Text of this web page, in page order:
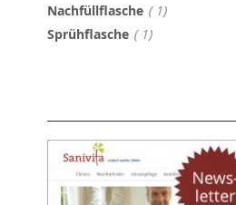
Nachfüllflasche 1Artikel
Sprühflasche 1Artikel